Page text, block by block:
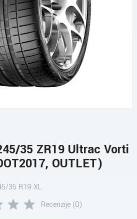
35 ZR19 Ultrac Vorti
OUTLET)
35 R19 XL
Recenzije (0)